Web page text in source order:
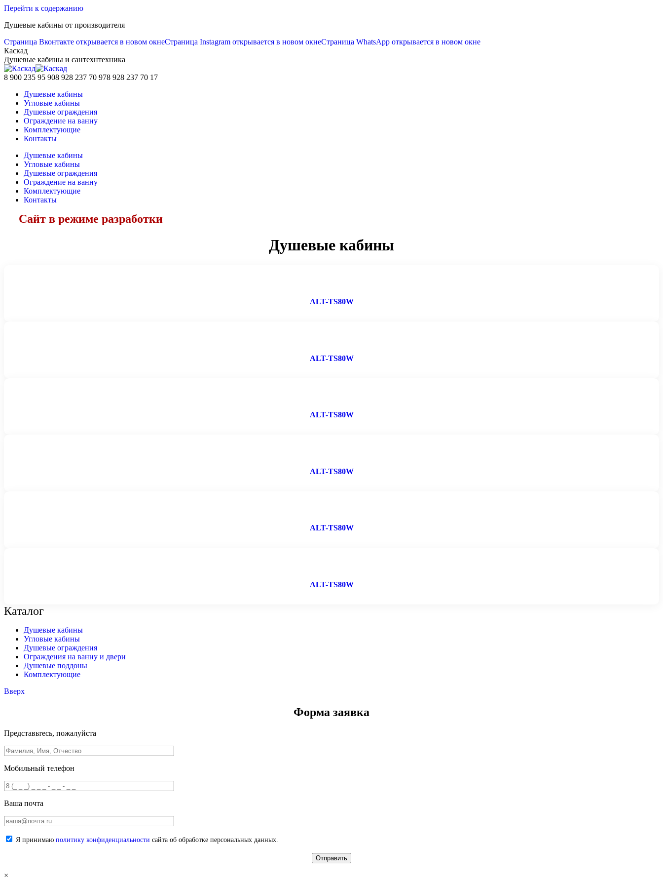
Перейти к содержанию
Душевые кабины от производителя
Страница Вконтакте открывается в новом окнеСтраница Instagram открывается в новом окнеСтраница WhatsApp открывается в новом окне
Каскад
Душевые кабины и сантехнтехника
8 900 235 95 908 928 237 70 978 928 237 70 17
Душевые кабины
Угловые кабины
Душевые ограждения
Ограждение на ванну
Комплектующие
Контакты
Душевые кабины
Угловые кабины
Душевые ограждения
Ограждение на ванну
Комплектующие
Контакты
Сайт в режиме разработки
Душевые кабины
ALT-TS80W
ALT-TS80W
ALT-TS80W
ALT-TS80W
ALT-TS80W
ALT-TS80W
Каталог
Душевые кабины
Угловые кабины
Душевые ограждения
Ограждения на ванну и двери
Душевые поддоны
Комплектующие
Вверх
Форма заявка
Представьтесь, пожалуйста
Мобильный телефон
Ваша почта
Я принимаю политику конфиденциальности сайта об обработке персональных данных.
×